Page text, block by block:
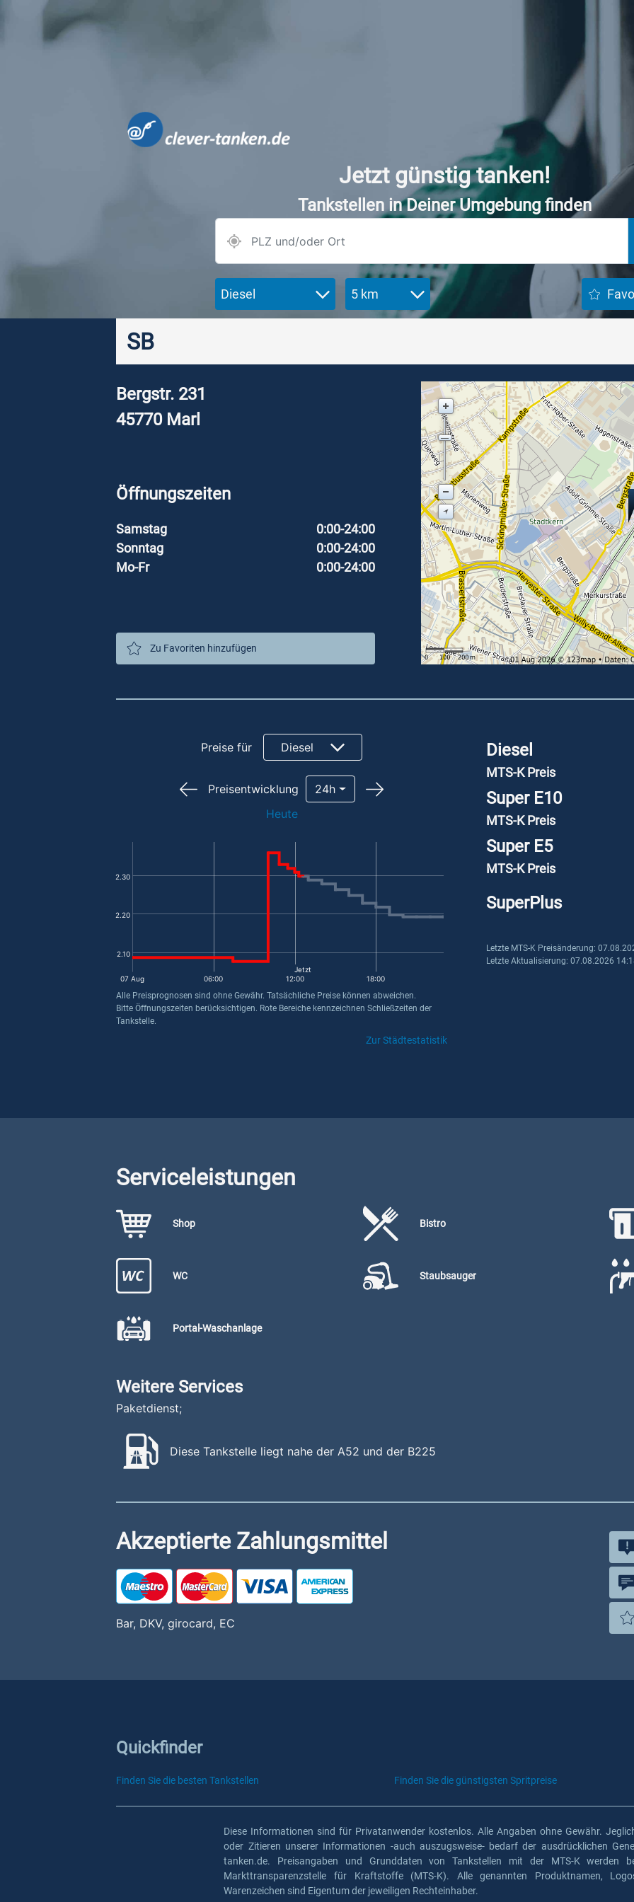
Jetzt günstig tanken!
Tankstellen in Deiner Umgebung finden
Diesel 5 km
SB
Bergstr. 231
45770 Marl
Öffnungszeiten
Samstag
0:00-24:00
Sonntag
0:00-24:00
Mo-Fr
0:00-24:00
Zu Favoriten hinzufügen
Diesel
MTS-K Preis
Super E10
MTS-K Preis
Super E5
MTS-K Preis
SuperPlus
Letzte MTS-K Preisänderung:
Letzte Aktualisierung: 07.08.2026
Preise für Diesel
Preisentwicklung
24h
Heute
2.10
2.20
2.30
07 Aug 06:00 12:00 18:00
Jetzt
Alle Preisprognosen sind ohne Gewähr. Tatsächliche Preise können abweichen.
Bitte Öffnungszeiten berücksichtigen. Rote Bereiche kennzeichnen Schließzeiten der
Tankstelle.
Zur Städtestatistik
Serviceleistungen
Shop Bistro
WC Staubsauger
Portal-Waschanlage
Weitere Services
Paketdienst;
Diese Tankstelle liegt nahe der A52 und der B225
Akzeptierte Zahlungsmittel
Bar, DKV, girocard, EC
Quickfinder
Finden Sie die besten Tankstellen Finden Sie die günstigsten Spritpreise
Diese Informationen sind für Privatanwender kostenlos. Alle Angaben ohne Gewähr.
oder Zitieren unserer Informationen -auch auszugsweise- bedarf der ausdrücklichen
tanken.de. Preisangaben und Grunddaten von Tankstellen mit der MTS-K werden
Markttransparenzstelle für Kraftstoffe (MTS-K). Alle genannten Produktnamen,
Warenzeichen sind Eigentum der jeweiligen Rechteinhaber.